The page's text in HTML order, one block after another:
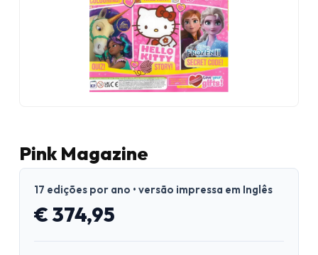
Pink Magazine
17 edições por ano • versão impressa em Inglês
€ 374,95